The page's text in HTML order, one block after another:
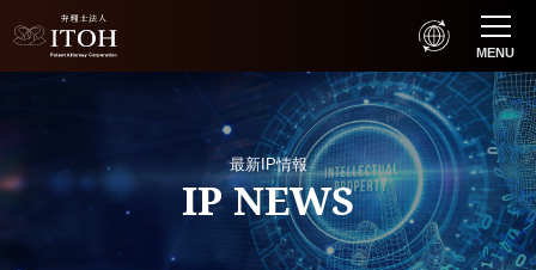
MENU
最新IP情報
IP NEWS